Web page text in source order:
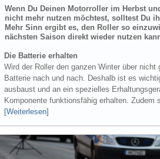
Wenn Du Deinen Motorroller im Herbst
nicht mehr nutzen möchtest, solltest Du
Mehr Sinn ergibt es, den Roller so
nächsten Saison direkt wieder nutzen
Die Batterie erhalten
Wird der Roller den ganzen Winter über
Batterie nach und nach. Deshalb ist es
ausbaust und an ein spezielles
Komponente funktionsfähig erhalten.
[Weiterlesen]